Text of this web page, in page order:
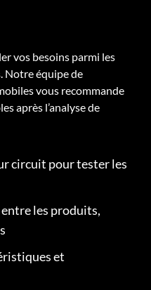
vos besoins parmi les
Notre équipe de
vous recommande
après l’analyse de
circuit pour tester les
les produits,
et